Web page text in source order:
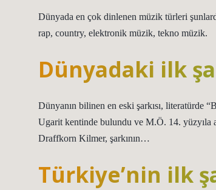
Dünyada en çok dinlenen müzik türleri
rap, country, elektronik müzik, tekno müzik.
Dünyadaki ilk
Dünyanın bilinen en eski şarkısı, literatürde
Ugarit kentinde bulundu ve M.Ö. 14.
Draffkorn Kilmer, şarkının…
Türkiye’nin ilk